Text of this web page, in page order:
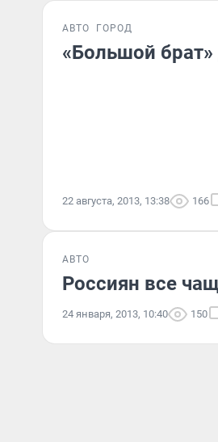
АВТО ГОРОД
«Большой
22 августа, 2013, 13:38 166
АВТО
Россиян все
24 января, 2013, 10:40 150